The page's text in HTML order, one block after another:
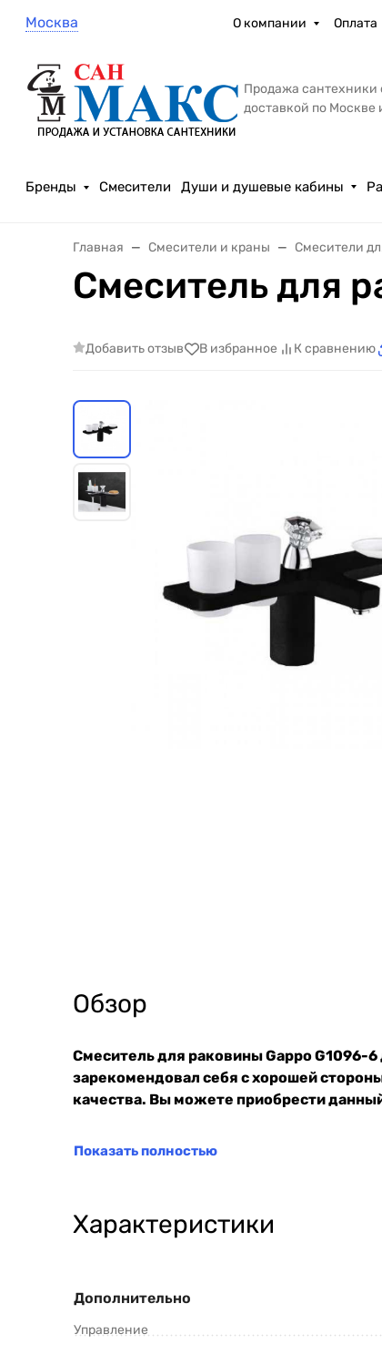
Москва О компании Оплата
Продажа сантехники
доставкой по Москве
Бренды Смесители Души и душевые кабины
Главная Смесители и краны Смесители
Смеситель для
Добавить отзыв В избранное К сравнению
Обзор
Смеситель для раковины Gappo G1096-
зарекомендовал себя с хорошей
качества. Вы можете приобрести
Показать полностью
Характеристики
Дополнительно
Управление